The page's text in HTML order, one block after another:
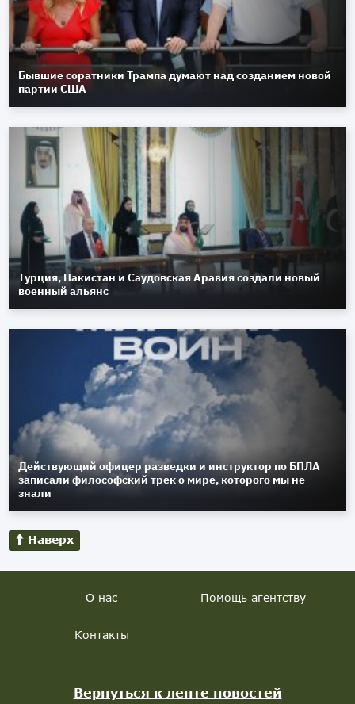
Бывшие соратники Трампа думают над созданием новой
партии США
Турция, Пакистан и Саудовская Аравия создали новый
военный альянс
Действующий офицер разведки и инструктор по БПЛА
записали философский трек о мире, которого мы не
знали
Наверх
О нас Помощь агентству
Контакты
Вернуться к ленте новостей